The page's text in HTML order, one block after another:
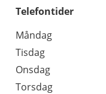
Telefontider
Måndag
Tisdag
Onsdag
Torsdag